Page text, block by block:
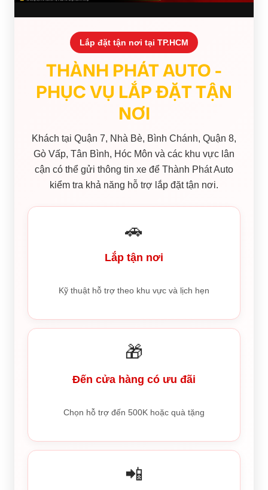
Lắp đặt tận nơi tại TP.HCM
THÀNH PHÁT AUTO -
PHỤC VỤ LẮP ĐẶT TẬN
NƠI
Khách tại Quận 7, Nhà Bè, Bình Chánh, Quận 8,
Gò Vấp, Tân Bình, Hóc Môn và các khu vực lân
cận có thể gửi thông tin xe để Thành Phát Auto
kiểm tra khả năng hỗ trợ lắp đặt tận nơi.
🚗
Lắp tận nơi
Kỹ thuật hỗ trợ theo khu vực và lịch hẹn
🎁
Đến cửa hàng có ưu đãi
Chọn hỗ trợ đến 500K hoặc quà tặng
📲